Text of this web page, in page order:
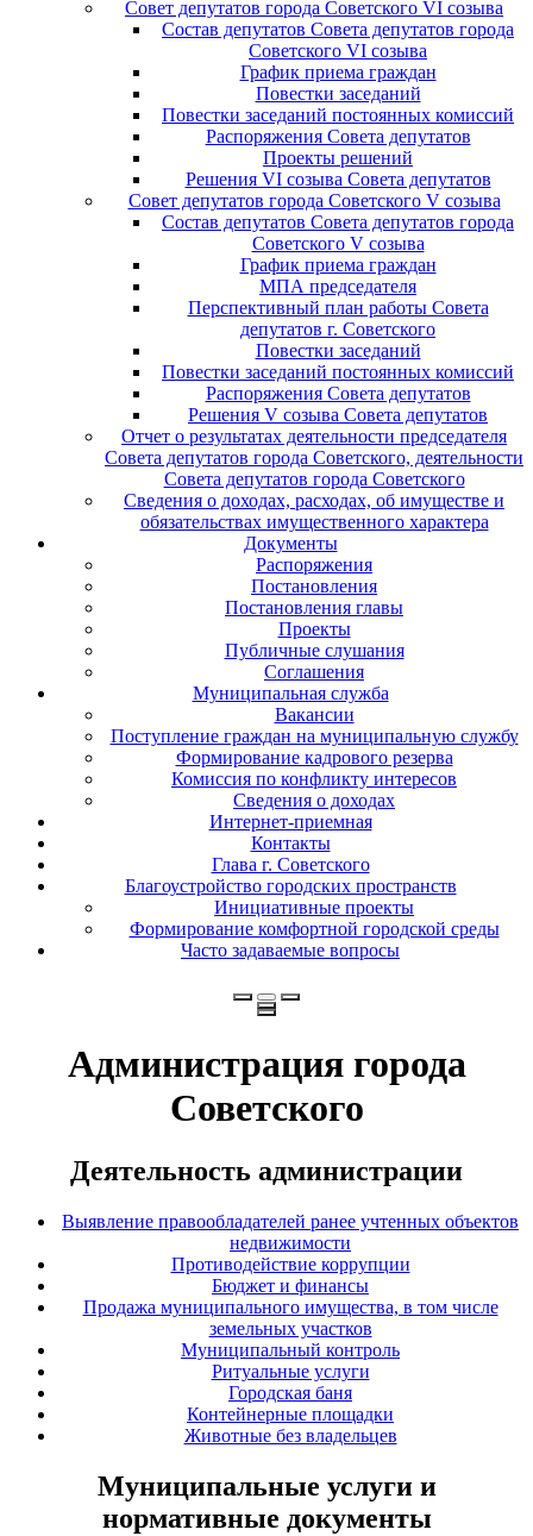
Совет депутатов города Советского VI созыва
Состав депутатов Совета депутатов города
Советского VI созыва
График приема граждан
Повестки заседаний
Повестки заседаний постоянных комиссий
Распоряжения Совета депутатов
Проекты решений
Решения VI созыва Совета депутатов
Совет депутатов города Советского V созыва
Состав депутатов Совета депутатов города
Советского V созыва
График приема граждан
МПА председателя
Перспективный план работы Совета
депутатов г. Советского
Повестки заседаний
Повестки заседаний постоянных комиссий
Распоряжения Совета депутатов
Решения V созыва Совета депутатов
Отчет о результатах деятельности председателя
Совета депутатов города Советского, деятельности
Совета депутатов города Советского
Сведения о доходах, расходах, об имуществе и
обязательствах имущественного характера
Документы
Распоряжения
Постановления
Постановления главы
Проекты
Публичные слушания
Соглашения
Муниципальная служба
Вакансии
Поступление граждан на муниципальную службу
Формирование кадрового резерва
Комиссия по конфликту интересов
Сведения о доходах
Интернет-приемная
Контакты
Глава г. Советского
Благоустройство городских пространств
Инициативные проекты
Формирование комфортной городской среды
Часто задаваемые вопросы
Администрация города
Советского
Деятельность администрации
Выявление правообладателей ранее учтенных объектов
недвижимости
Противодействие коррупции
Бюджет и финансы
Продажа муниципального имущества, в том числе
земельных участков
Муниципальный контроль
Ритуальные услуги
Городская баня
Контейнерные площадки
Животные без владельцев
Муниципальные услуги и
нормативные документы